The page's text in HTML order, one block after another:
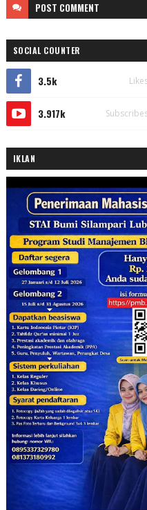
POST COMMENT
SOCIAL COUNTER
3.5k
3.917k
IKLAN